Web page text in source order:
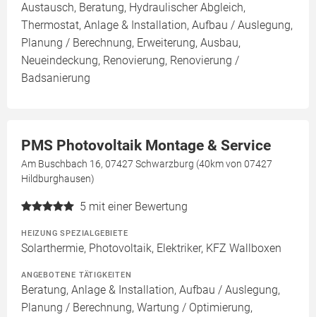
Austausch, Beratung, Hydraulischer Abgleich,
Thermostat, Anlage & Installation, Aufbau / Auslegung,
Planung / Berechnung, Erweiterung, Ausbau,
Neueindeckung, Renovierung, Renovierung /
Badsanierung
PMS Photovoltaik Montage & Service
Am Buschbach 16, 07427 Schwarzburg (40km von 07427
Hildburghausen)
5 mit einer Bewertung
HEIZUNG SPEZIALGEBIETE
Solarthermie, Photovoltaik, Elektriker, KFZ Wallboxen
ANGEBOTENE TÄTIGKEITEN
Beratung, Anlage & Installation, Aufbau / Auslegung,
Planung / Berechnung, Wartung / Optimierung,